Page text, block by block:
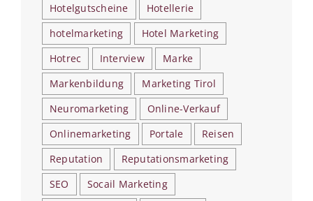
Hotelgutscheine
Hotellerie
hotelmarketing
Hotel Marketing
Hotrec
Interview
Marke
Markenbildung
Marketing Tirol
Neuromarketing
Online-Verkauf
Onlinemarketing
Portale
Reisen
Reputation
Reputationsmarketing
SEO
Socail Marketing